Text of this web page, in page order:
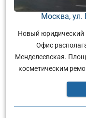
Москва, ул.
Новый юридический
Офис
Менделеевская.
косметическим